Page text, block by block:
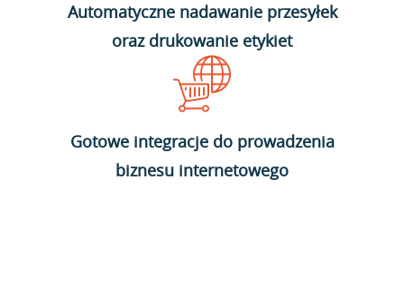
Automatyczne nadawanie przesyłek
oraz drukowanie etykiet
Gotowe integracje do prowadzenia
biznesu internetowego